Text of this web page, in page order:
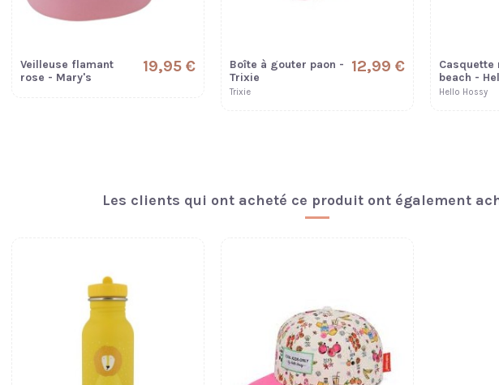
Veilleuse flamant
rose - Mary's
19,95 €
Boîte à gouter paon -
Trixie
Trixie
12,99 €
Casquette
beach -
Hello Hossy
Les clients qui ont acheté ce produit ont également